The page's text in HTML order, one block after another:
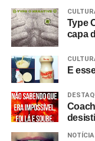
Type
capa
E